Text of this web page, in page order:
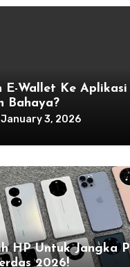
E-Wallet Ke
Bahaya?
January 3, 2026
HP Untuk Jangka
2026!